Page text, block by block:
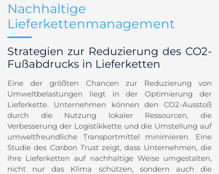
Nachhaltige
Lieferkettenmanagement
Strategien zur Reduzierung des CO2-
Fußabdrucks in Lieferketten
Eine der größten Chancen zur Reduzierung von
Umweltbelastungen liegt in der Optimierung der
Lieferkette. Unternehmen können den CO2-Ausstoß
durch die Nutzung lokaler Ressourcen, die
Verbesserung der Logistikkette und die Umstellung auf
umweltfreundliche Transportmittel minimieren. Eine
Studie des Carbon Trustzeigt, dass Unternehmen, die
ihre Lieferketten auf nachhaltige Weise umgestalten,
nicht nur das Klima schützen, sondern auch die